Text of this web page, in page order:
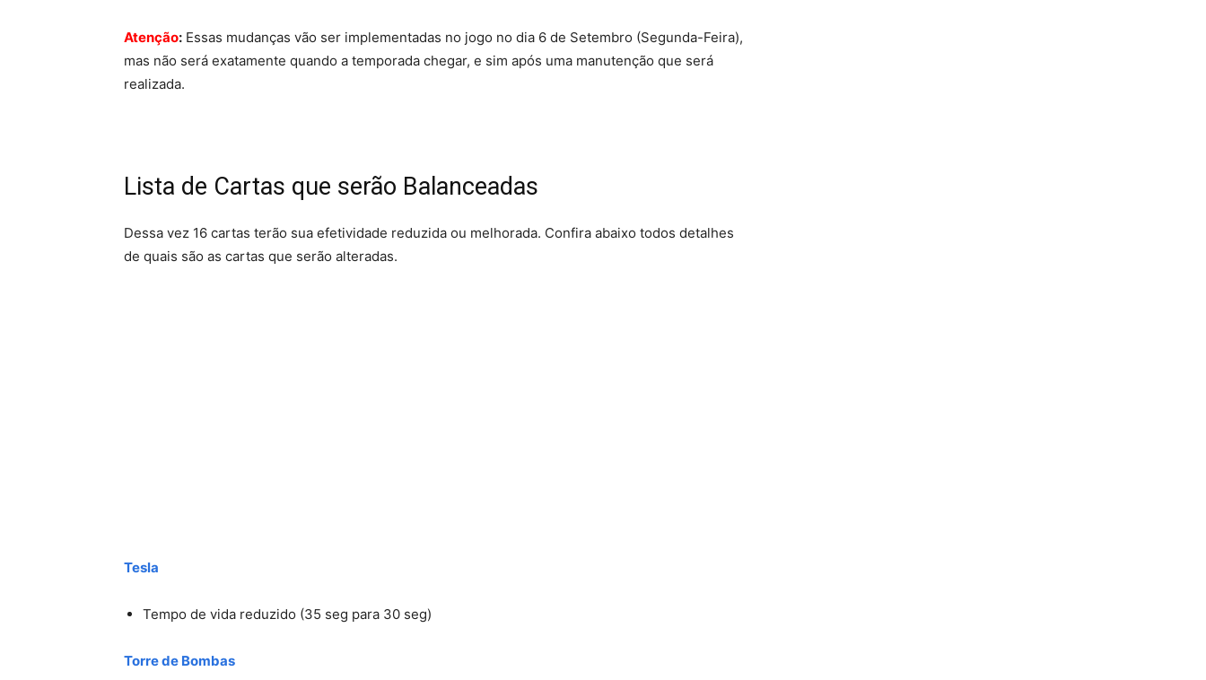
Atenção: Essas mudanças vão ser implementadas no jogo no dia 6 de Setembro (Segunda-Feira),
mas não será exatamente quando a temporada chegar, e sim após uma manutenção que será
realizada.
Lista de Cartas que serão Balanceadas
Dessa vez 16 cartas terão sua efetividade reduzida ou melhorada. Confira abaixo todos detalhes
de quais são as cartas que serão alteradas.
Tesla
Tempo de vida reduzido (35 seg para 30 seg)
Torre de Bombas